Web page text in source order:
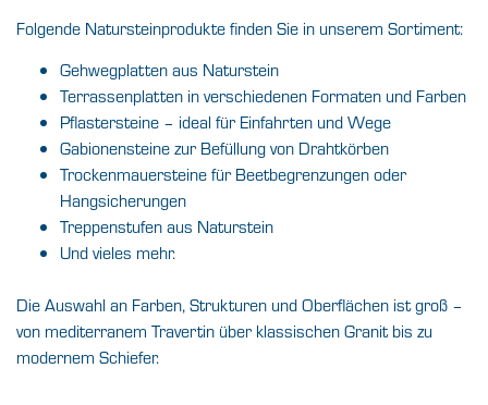
Folgende Natursteinprodukte finden Sie in unserem Sortiment:
Gehwegplatten aus Naturstein
Terrassenplatten in verschiedenen Formaten und Farben
Pflastersteine – ideal für Einfahrten und Wege
Gabionensteine zur Befüllung von Drahtkörben
Trockenmauersteine für Beetbegrenzungen oder
Hangsicherungen
Treppenstufen aus Naturstein
Und vieles mehr.
Die Auswahl an Farben, Strukturen und Oberflächen ist groß –
von mediterranem Travertin über klassischen Granit bis zu
modernem Schiefer.